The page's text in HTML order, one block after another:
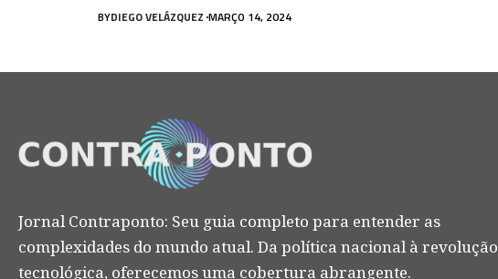
BYDIEGO VELÁZQUEZ MARÇO 14, 2024
Jornal Contraponto: Seu guia completo para entender as
complexidades do mundo atual. Da política nacional à revolução
tecnológica, oferecemos uma cobertura abrangente.